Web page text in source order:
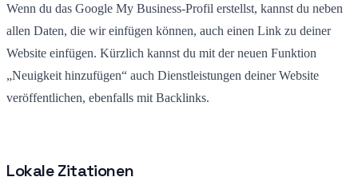
Wenn du das Google My Business-Profil erstellst, kannst du neben
allen Daten, die wir einfügen können, auch einen Link zu deiner
Website einfügen. Kürzlich kannst du mit der neuen Funktion
„Neuigkeit hinzufügen“ auch Dienstleistungen deiner Website
veröffentlichen, ebenfalls mit Backlinks.
Lokale Zitationen